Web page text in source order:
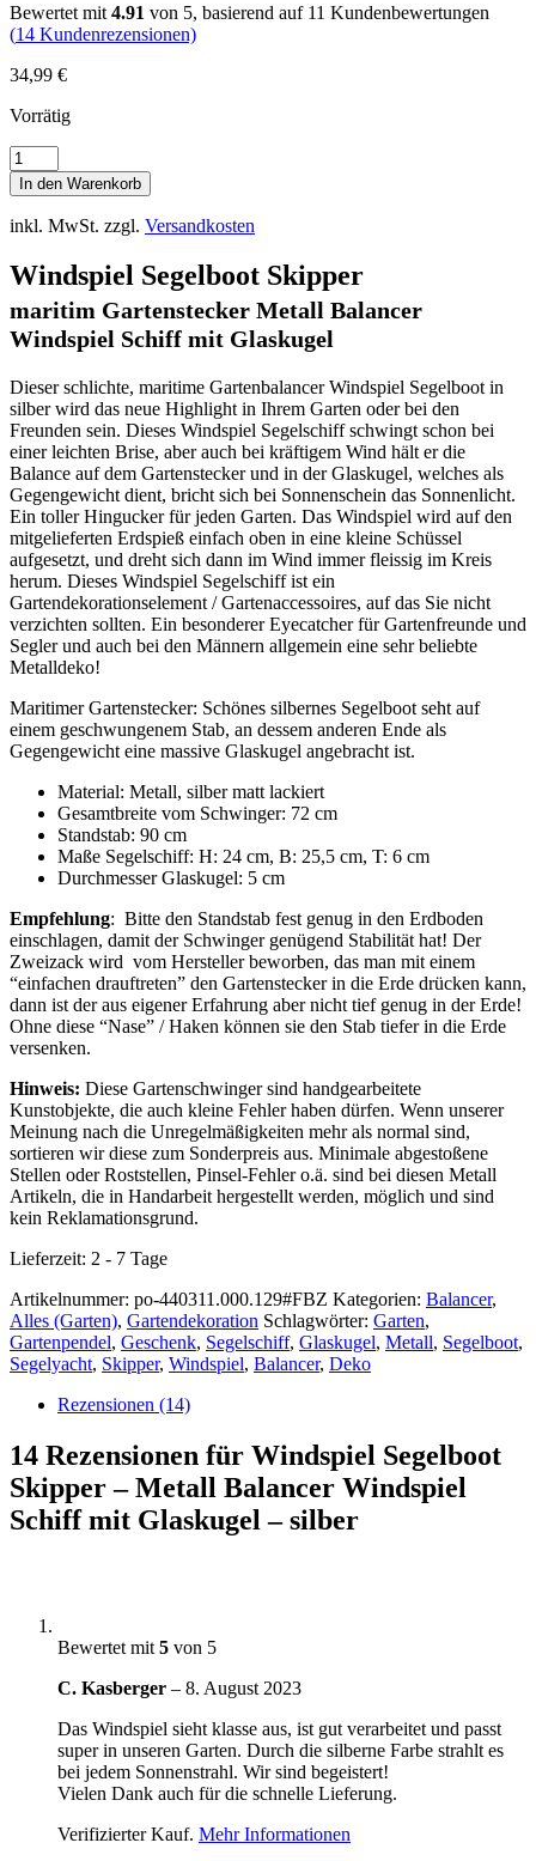
Bewertet mit 4.91 von 5, basierend auf 11 Kundenbewertungen
(14 Kundenrezensionen)
34,99 €
Vorrätig
Windspiel
Segelboot
Skipper
-
Balancer
Windspiel
Schiff
mit
Glaskugel
silber
Menge
In den Warenkorb
inkl. MwSt. zzgl. Versandkosten
Windspiel Segelboot Skipper
maritim Gartenstecker Metall Balancer
Windspiel Schiff mit Glaskugel
Dieser schlichte, maritime Gartenbalancer Windspiel Segelboot in
silber wird das neue Highlight in Ihrem Garten oder bei den
Freunden sein. Dieses Windspiel Segelschiff schwingt schon bei
einer leichten Brise, aber auch bei kräftigem Wind hält er die
Balance auf dem Gartenstecker und in der Glaskugel, welches als
Gegengewicht dient, bricht sich bei Sonnenschein das Sonnenlicht.
Ein toller Hingucker für jeden Garten. Das Windspiel wird auf den
mitgelieferten Erdspieß einfach oben in eine kleine Schüssel
aufgesetzt, und dreht sich dann im Wind immer fleissig im Kreis
herum. Dieses Windspiel Segelschiff ist ein
Gartendekorationselement / Gartenaccessoires, auf das Sie nicht
verzichten sollten. Ein besonderer Eyecatcher für Gartenfreunde und
Segler und auch bei den Männern allgemein eine sehr beliebte
Metalldeko!
Maritimer Gartenstecker: Schönes silbernes Segelboot seht auf
einem geschwungenem Stab, an dessem anderen Ende als
Gegengewicht eine massive Glaskugel angebracht ist.
Material: Metall, silber matt lackiert
Gesamtbreite vom Schwinger: 72 cm
Standstab: 90 cm
Maße Segelschiff: H: 24 cm, B: 25,5 cm, T: 6 cm
Durchmesser Glaskugel: 5 cm
Empfehlung: Bitte den Standstab fest genug in den Erdboden
einschlagen, damit der Schwinger genügend Stabilität hat! Der
Zweizack wird vom Hersteller beworben, das man mit einem
“einfachen drauftreten” den Gartenstecker in die Erde drücken kann,
dann ist der aus eigener Erfahrung aber nicht tief genug in der Erde!
Ohne diese “Nase” / Haken können sie den Stab tiefer in die Erde
versenken.
Hinweis: Diese Gartenschwinger sind handgearbeitete
Kunstobjekte, die auch kleine Fehler haben dürfen. Wenn unserer
Meinung nach die Unregelmäßigkeiten mehr als normal sind,
sortieren wir diese zum Sonderpreis aus. Minimale abgestoßene
Stellen oder Roststellen, Pinsel-Fehler o.ä. sind bei diesen Metall
Artikeln, die in Handarbeit hergestellt werden, möglich und sind
kein Reklamationsgrund.
Lieferzeit: 2 - 7 Tage
Artikelnummer: po-440311.000.129#FBZ Kategorien: Balancer,
Alles (Garten), Gartendekoration Schlagwörter: Garten,
Gartenpendel, Geschenk, Segelschiff, Glaskugel, Metall, Segelboot,
Segelyacht, Skipper, Windspiel, Balancer, Deko
Rezensionen (14)
14 Rezensionen für Windspiel Segelboot
Skipper – Metall Balancer Windspiel
Schiff mit Glaskugel – silber
Bewertet mit 5 von 5
C. Kasberger – 8. August 2023
Das Windspiel sieht klasse aus, ist gut verarbeitet und passt
super in unseren Garten. Durch die silberne Farbe strahlt es
bei jedem Sonnenstrahl. Wir sind begeistert!
Vielen Dank auch für die schnelle Lieferung.
Verifizierter Kauf. Mehr Informationen